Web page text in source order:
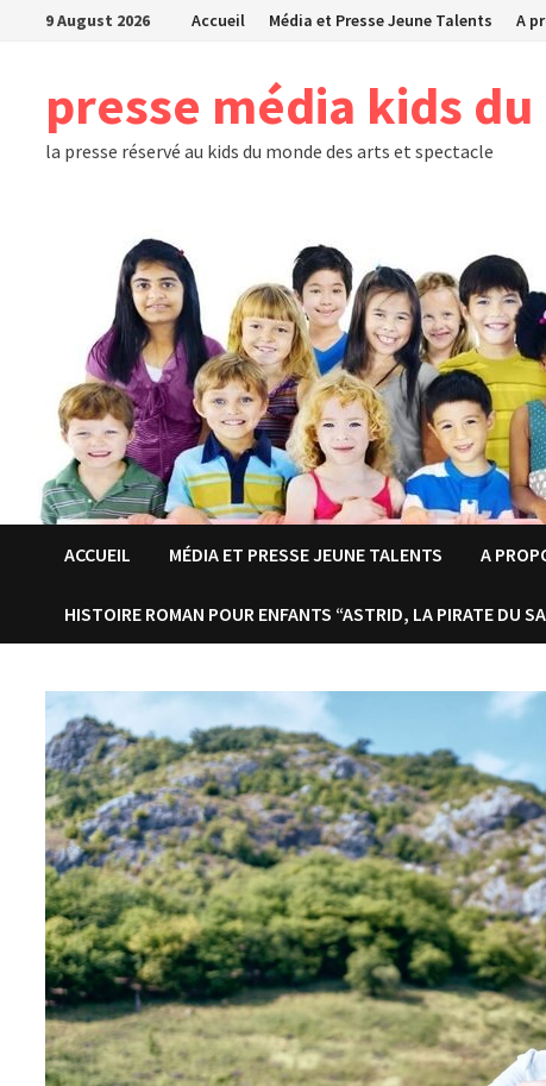
9 August 2026 Accueil Média et Presse Jeune Talents A
presse média kids
la presse réservé au kids du monde des arts et spectacle
ACCUEIL MÉDIA ET PRESSE JEUNE TALENTS A
HISTOIRE ROMAN POUR ENFANTS “ASTRID, LA PIRATE DU